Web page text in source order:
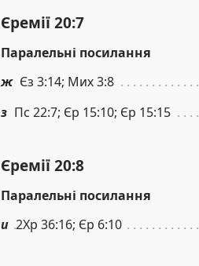
Єремії 20:7
Паралельні посилання
ж Єз 3:14; Мих 3:8
з Пс 22:7; Єр 15:10; Єр 15:15
Єремії 20:8
Паралельні посилання
и 2Хр 36:16; Єр 6:10